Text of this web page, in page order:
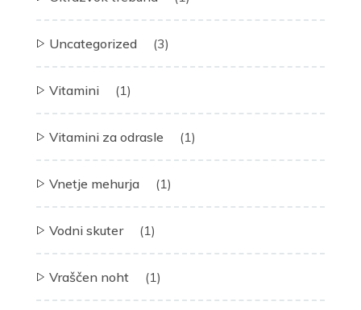
Uncategorized (3)
Vitamini (1)
Vitamini za odrasle (1)
Vnetje mehurja (1)
Vodni skuter (1)
Vraščen noht (1)